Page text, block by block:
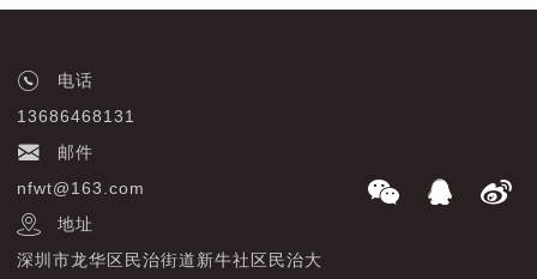
电话
13686468131
邮件
nfwt@163.com
地址
深圳市龙华区民治街道新牛社区民治大